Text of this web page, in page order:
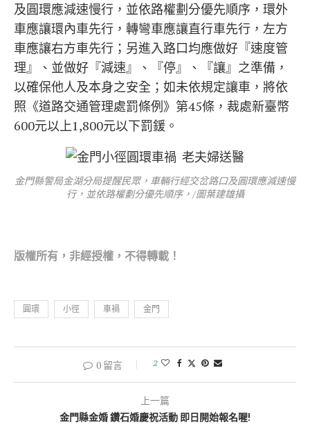
及圓環應減速慢行，並依路權劃分優先順序，環外
車應讓環內車先行，轉彎車應讓直行車先行，左方
車應讓右方車先行；另進入路口均應做好『速度管
理』、並做好『減速』、『停』、『讓』之準備，
以確保他人及本身之安全；如未依規定讓車，將依
照《道路交通管理處罰條例》第45條，裁處新臺幣
600元以上1,800元以下罰鍰。
金門縣警局金湖分局提醒民眾，車輛行經交岔路口及圓環應減速慢
行，並依路權劃分優先順序，/圖葉建雄攝
版權所有，非經授權，不得轉載！
圓環 小徑 車禍 金門
0 留言 2
上一篇
金門縣金婚 鑽石婚慶祝活動 即日開始報名喔!